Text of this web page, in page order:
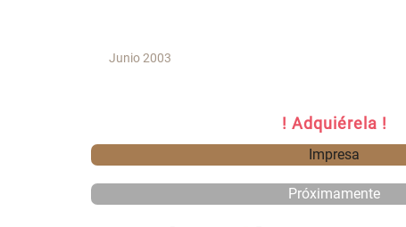
Junio 2003
! Adquiérela !
Impresa
Próximamente